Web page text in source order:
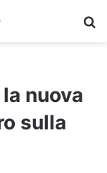
nuova
sulla